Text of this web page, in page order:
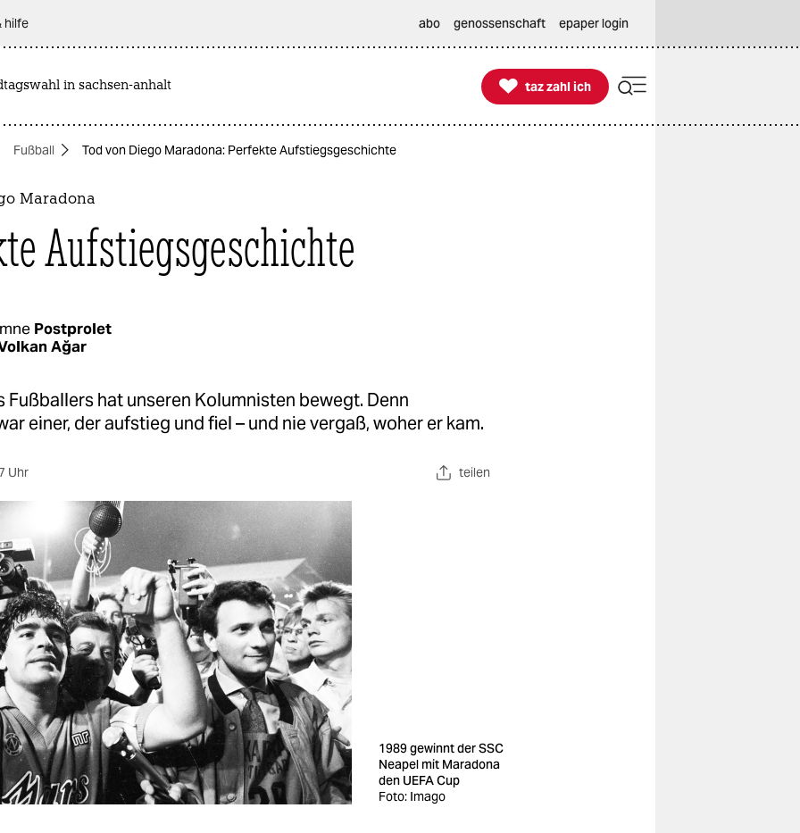
hilfe abo genossenschaft epaper login
in sachsen-anhalt 
taz zahl ich
taz zahl ich
Fußball Tod von Diego Maradona: Perfekte Aufstiegsgeschichte
Maradona
Aufstiegsgeschichte
Postprolet
Ağar
Fußballers hat unseren Kolumnisten bewegt. Denn
einer, der aufstieg und fiel – und nie vergaß, woher er kam.
Uhr teilen
1989 gewinnt der SSC
Neapel mit Maradona
den UEFA Cup
Foto: Imago